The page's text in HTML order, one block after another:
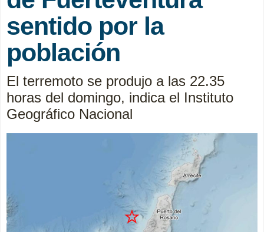
sentido por la
población
El terremoto se produjo a las 22.35
horas del domingo, indica el Instituto
Geográfico Nacional